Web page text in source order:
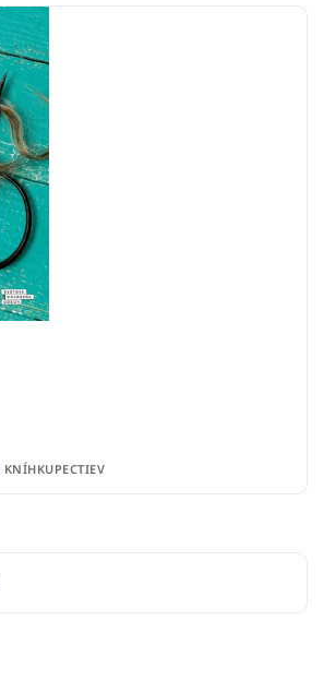
KNÍHKUPECTIEV